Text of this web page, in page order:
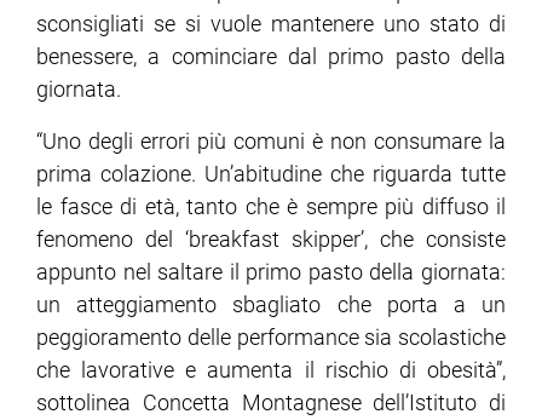
sconsigliati se si vuole mantenere uno stato di
benessere, a cominciare dal primo pasto della
giornata.
“Uno degli errori più comuni è non consumare la
prima colazione. Un’abitudine che riguarda tutte
le fasce di età, tanto che è sempre più diffuso il
fenomeno del ‘breakfast skipper’, che consiste
appunto nel saltare il primo pasto della giornata:
un atteggiamento sbagliato che porta a un
peggioramento delle performance sia scolastiche
che lavorative e aumenta il rischio di obesità”,
sottolinea Concetta Montagnese dell’Istituto di